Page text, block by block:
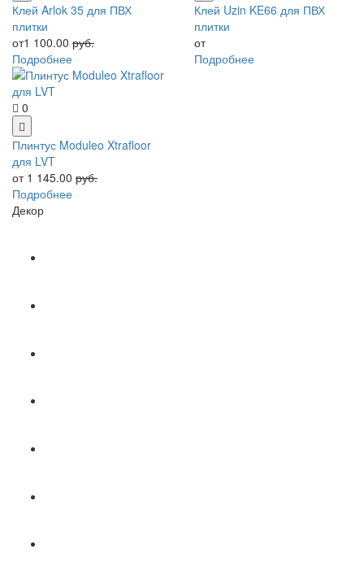
Клей Arlok 35 для ПВХ
плитки
от1 100.00 руб.
Подробнее
Клей Uzin KE66 для ПВХ
плитки
от
Подробнее
0
Плинтус Moduleo Xtrafloor
для LVT
от 1 145.00 руб.
Подробнее
Декор